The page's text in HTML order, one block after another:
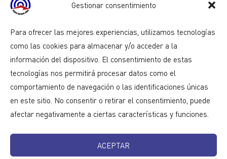
Gestionar consentimiento
Para ofrecer las mejores experiencias, utilizamos tecnologías
como las cookies para almacenar y/o acceder a la
información del dispositivo. El consentimiento de estas
tecnologías nos permitirá procesar datos como el
comportamiento de navegación o las identificaciones únicas
en este sitio. No consentir o retirar el consentimiento, puede
afectar negativamente a ciertas características y funciones.
ACEPTAR
Razones de Cuba